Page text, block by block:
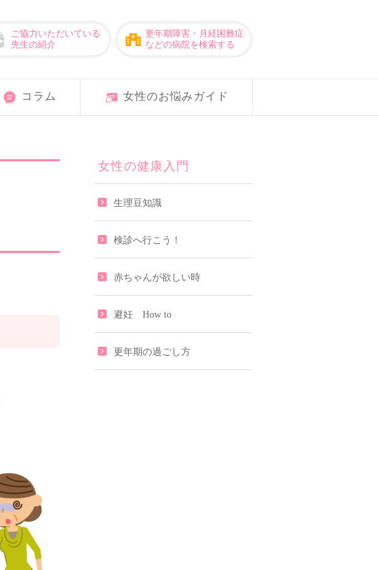
ご協力いただいている
先生の紹介
更年期障害・月経困難症
などの病院を検索する
コラム 女性のお悩みガイド
女性の健康入門
生理豆知識
検診へ行こう！
赤ちゃんが欲しい時
避妊 How to
更年期の過ごし方